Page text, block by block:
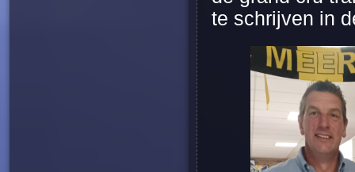
te schrijven in